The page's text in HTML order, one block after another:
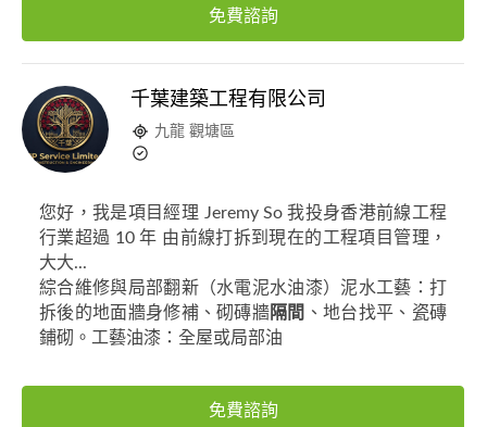
免費諮詢
千葉建築工程有限公司
九龍 觀塘區
您好，我是項目經理 Jeremy So 我投身香港前線工程
行業超過 10 年 由前線打拆到現在的工程項目管理，
大大...
綜合維修與局部翻新（水電泥水油漆）泥水工藝：打
拆後的地面牆身修補、砌磚牆隔間 、地台找平、瓷磚
鋪砌。工藝油漆：全屋或局部油
免費諮詢